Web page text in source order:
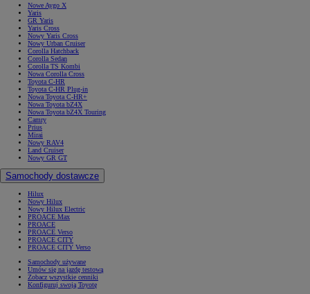
Nowe Aygo X
Yaris
GR Yaris
Yaris Cross
Nowy Yaris Cross
Nowy Urban Cruiser
Corolla Hatchback
Corolla Sedan
Corolla TS Kombi
Nowa Corolla Cross
Toyota C-HR
Toyota C-HR Plug-in
Nowa Toyota C-HR+
Nowa Toyota bZ4X
Nowa Toyota bZ4X Touring
Camry
Prius
Mirai
Nowy RAV4
Land Cruiser
Nowy GR GT
Samochody dostawcze
Hilux
Nowy Hilux
Nowy Hilux Electric
PROACE Max
PROACE
PROACE Verso
PROACE CITY
PROACE CITY Verso
Samochody używane
Umów się na jazdę testową
Zobacz wszystkie cenniki
Konfiguruj swoją Toyotę